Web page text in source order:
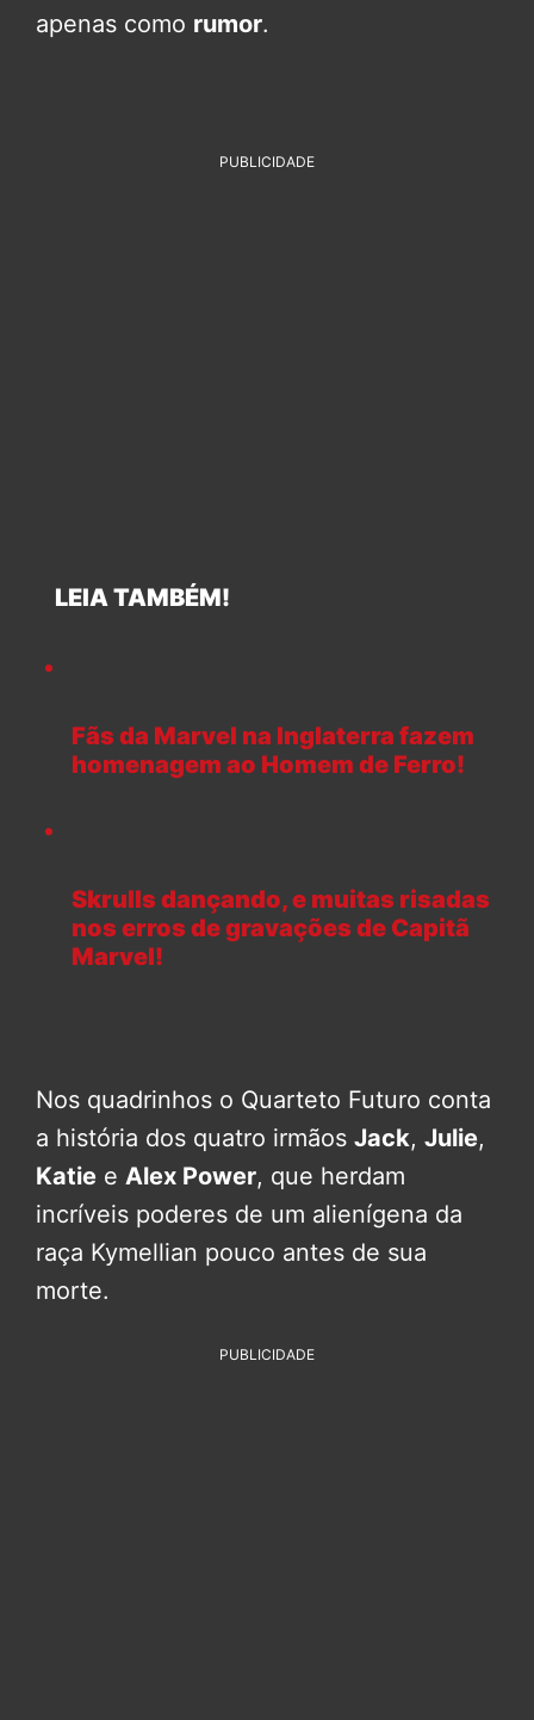
apenas como rumor.
PUBLICIDADE
LEIA TAMBÉM!
Fãs da Marvel na Inglaterra fazem
homenagem ao Homem de Ferro!
Skrulls dançando, e muitas risadas
nos erros de gravações de Capitã
Marvel!
Nos quadrinhos o Quarteto Futuro conta
a história dos quatro irmãos Jack, Julie,
Katie e Alex Power, que herdam
incríveis poderes de um alienígena da
raça Kymellian pouco antes de sua
morte.
PUBLICIDADE